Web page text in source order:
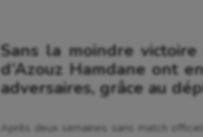
Sans la moindre
d’Azouz Hamdane ont
adversaires, grâce au
Après deux semaines sans match